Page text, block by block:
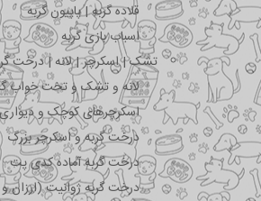
قلاده گربه | پاپیون گربه
اسباب بازی گربه
تشک | اسکرچر | لانه | درخت
لانه و تشک و تخت خواب
اسکرچرهای کوچک و دیواری
درخت گربه و اسکرچر بزرگ
درخت گربه آماده کدی پت
درخت گربه ژوانیت (ارزان